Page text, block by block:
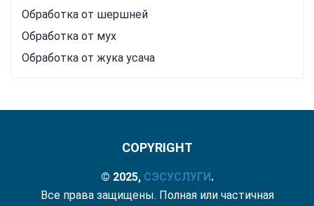
Обработка от шершней
Обработка от мух
Обработка от жука усача
COPYRIGHT
© 2025, СЭСУСЛУГИ.
Все права защищены. Полная или частичная